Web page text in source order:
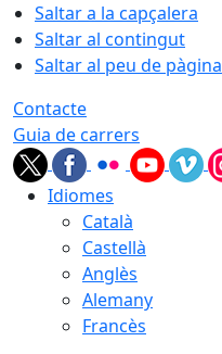
Saltar a la capçalera
Saltar al contingut
Saltar al peu de pàgina
Contacte
Guia de carrers
Idiomes
Català
Castellà
Anglès
Alemany
Francès